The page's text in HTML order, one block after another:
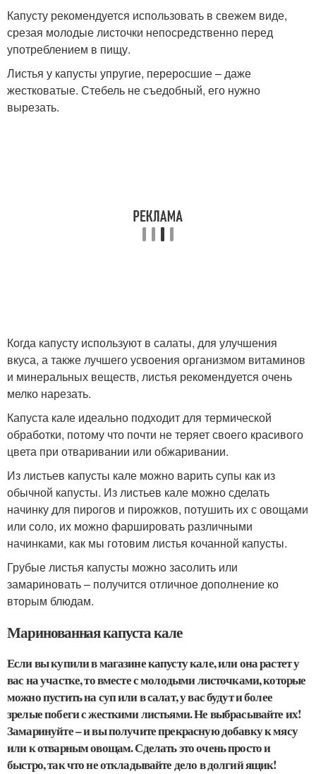
Капусту рекомендуется использовать в свежем виде,
срезая молодые листочки непосредственно перед
употреблением в пищу.
Листья у капусты упругие, переросшие – даже
жестковатые. Стебель не съедобный, его нужно
вырезать.
Когда капусту используют в салаты, для улучшения
вкуса, а также лучшего усвоения организмом витаминов
и минеральных веществ, листья рекомендуется очень
мелко нарезать.
Капуста кале идеально подходит для термической
обработки, потому что почти не теряет своего красивого
цвета при отваривании или обжаривании.
Из листьев капусты кале можно варить супы как из
обычной капусты. Из листьев кале можно сделать
начинку для пирогов и пирожков, потушить их с овощами
или соло, их можно фаршировать различными
начинками, как мы готовим листья кочанной капусты.
Грубые листья капусты можно засолить или
замариновать – получится отличное дополнение ко
вторым блюдам.
Маринованная капуста кале
Если вы купили в магазине капусту кале, или она растет у
вас на участке, то вместе с молодыми листочками, которые
можно пустить на суп или в салат, у вас будут и более
зрелые побеги с жесткими листьями. Не выбрасывайте их!
Замаринуйте – и вы получите прекрасную добавку к мясу
или к отварным овощам. Сделать это очень просто и
быстро, так что не откладывайте дело в долгий ящик!